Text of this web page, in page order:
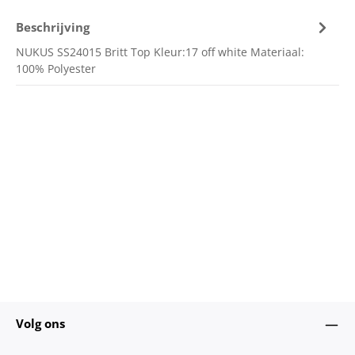
Beschrijving
NUKUS SS24015 Britt Top Kleur:17 off white Materiaal:
100% Polyester
Volg ons